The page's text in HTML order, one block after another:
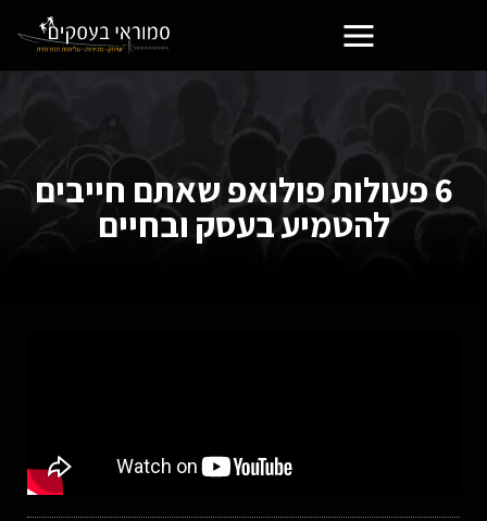
6 פעולות פולואפ שאתם חייבים
להטמיע בעסק ובחיים